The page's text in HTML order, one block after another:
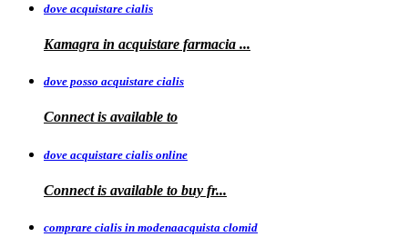
dove acquistare cialis
Kamagra in acquistare farmacia ...
dove posso acquistare cialis
Connect is available to
dove acquistare cialis online
Connect is available to buy fr...
comprare cialis in modenaacquista clomid